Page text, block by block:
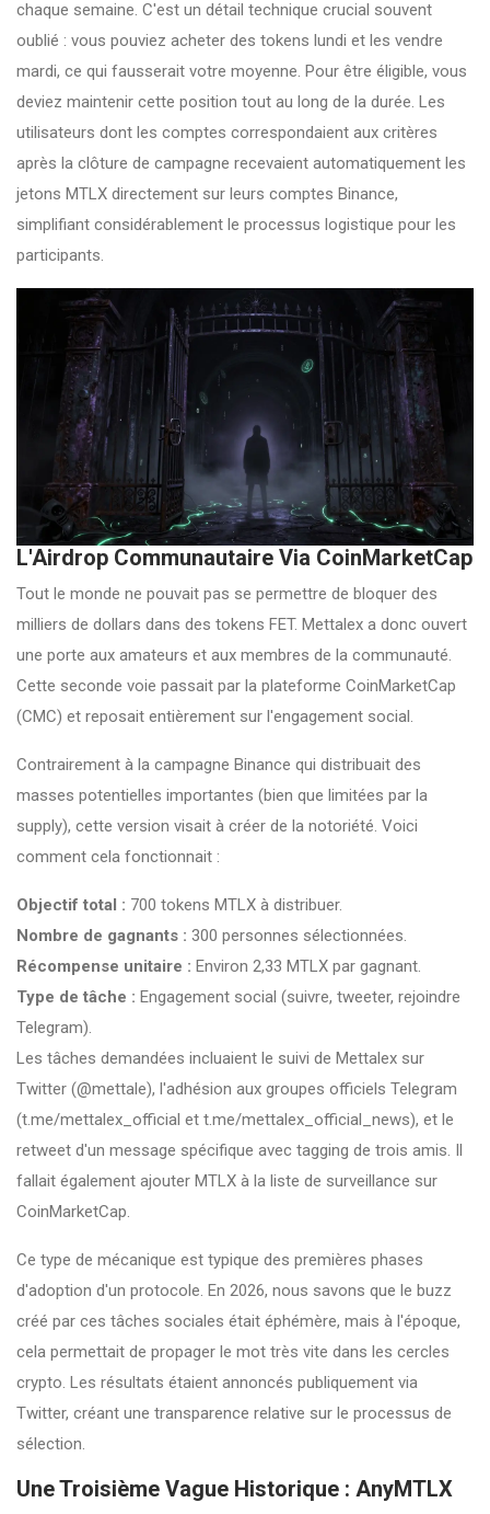
chaque semaine. C'est un détail technique crucial souvent
oublié : vous pouviez acheter des tokens lundi et les vendre
mardi, ce qui fausserait votre moyenne. Pour être éligible, vous
deviez maintenir cette position tout au long de la durée. Les
utilisateurs dont les comptes correspondaient aux critères
après la clôture de campagne recevaient automatiquement les
jetons MTLX directement sur leurs comptes Binance,
simplifiant considérablement le processus logistique pour les
participants.
L'Airdrop Communautaire Via CoinMarketCap
Tout le monde ne pouvait pas se permettre de bloquer des
milliers de dollars dans des tokens FET. Mettalex a donc ouvert
une porte aux amateurs et aux membres de la communauté.
Cette seconde voie passait par la plateforme CoinMarketCap
(CMC) et reposait entièrement sur l'engagement social.
Contrairement à la campagne Binance qui distribuait des
masses potentielles importantes (bien que limitées par la
supply), cette version visait à créer de la notoriété. Voici
comment cela fonctionnait :
Objectif total : 700 tokens MTLX à distribuer.
Nombre de gagnants : 300 personnes sélectionnées.
Récompense unitaire : Environ 2,33 MTLX par gagnant.
Type de tâche : Engagement social (suivre, tweeter, rejoindre
Telegram).
Les tâches demandées incluaient le suivi de Mettalex sur
Twitter (@mettale), l'adhésion aux groupes officiels Telegram
(t.me/mettalex_official et t.me/mettalex_official_news), et le
retweet d'un message spécifique avec tagging de trois amis. Il
fallait également ajouter MTLX à la liste de surveillance sur
CoinMarketCap.
Ce type de mécanique est typique des premières phases
d'adoption d'un protocole. En 2026, nous savons que le buzz
créé par ces tâches sociales était éphémère, mais à l'époque,
cela permettait de propager le mot très vite dans les cercles
crypto. Les résultats étaient annoncés publiquement via
Twitter, créant une transparence relative sur le processus de
sélection.
Une Troisième Vague Historique : AnyMTLX